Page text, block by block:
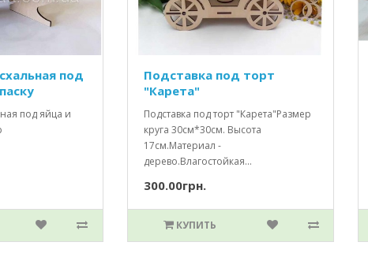
под
под яйца и
Подставка под торт
"Карета"
Подставка под торт "Карета"Размер
круга 30см*30см. Высота
17см.Материал -
дерево.Влагостойкая...
300.00грн.
КУПИТЬ